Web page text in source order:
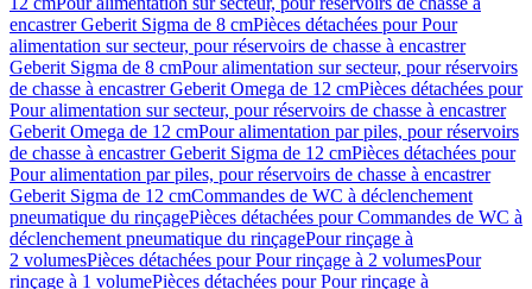
encastrer Geberit Sigma de 8 cmPièces détachées pour Pour
alimentation sur secteur, pour réservoirs de chasse à encastrer
Geberit Sigma de 8 cmPour alimentation sur secteur, pour réservoirs
de chasse à encastrer Geberit Omega de 12 cmPièces détachées pour
Pour alimentation sur secteur, pour réservoirs de chasse à encastrer
Geberit Omega de 12 cmPour alimentation par piles, pour réservoirs
de chasse à encastrer Geberit Sigma de 12 cmPièces détachées pour
Pour alimentation par piles, pour réservoirs de chasse à encastrer
Geberit Sigma de 12 cmCommandes de WC à déclenchement
pneumatique du rinçagePièces détachées pour Commandes de WC à
déclenchement pneumatique du rinçagePour rinçage à
2 volumesPièces détachées pour Pour rinçage à 2 volumesPour
rinçage à 1 volumePièces détachées pour Pour rinçage à